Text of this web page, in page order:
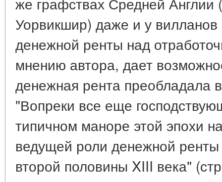
Уорвикшир) даже и у
денежной ренты над
мнению автора, дает
денежная рента преобладала
"Вопреки все еще
типичном маноре этой эпохи
ведущей роли денежной ренты
второй половины XIII века"